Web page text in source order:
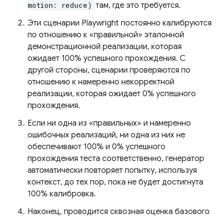
motion: reduce) там, где это требуется.
Эти сценарии Playwright постоянно калибруются
по отношению к «правильной» эталонной
демонстрационной реализации, которая
ожидает 100% успешного прохождения. С
другой стороны, сценарии проверяются по
отношению к намеренно некорректной
реализации, которая ожидает 0% успешного
прохождения.
Если ни одна из «правильных» и намеренно
ошибочных реализаций, ни одна из них не
обеспечивают 100% и 0% успешного
прохождения теста соответственно, генератор
автоматически повторяет попытку, используя
контекст, до тех пор, пока не будет достигнута
100% калибровка.
Наконец, проводится сквозная оценка базового